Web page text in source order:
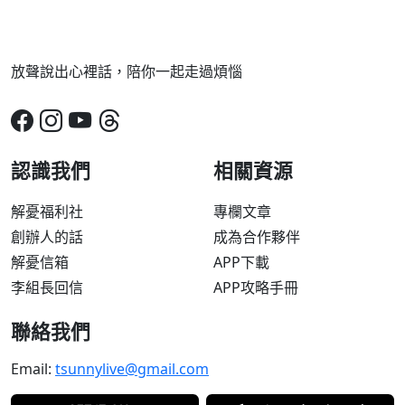
放聲說出心裡話，陪你一起走過煩惱
認識我們
解憂福利社
創辦人的話
解憂信箱
李組長回信
相關資源
專欄文章
成為合作夥伴
APP下載
APP攻略手冊
聯絡我們
Email: tsunnylive@gmail.com